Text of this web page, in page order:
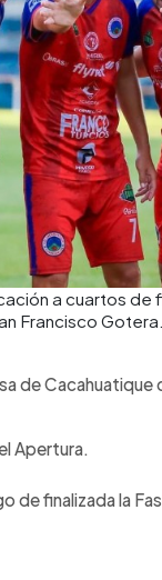
a cuartos de
Francisco
de Cacahuatique
Apertura.
de finalizada la